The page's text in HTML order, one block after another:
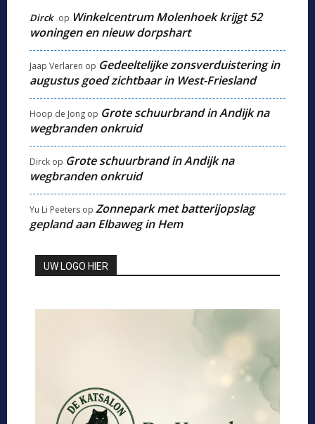
Dirck op Winkelcentrum Molenhoek krijgt 52
woningen en nieuw dorpshart
Jaap Verlaren op Gedeeltelijke zonsverduistering in
augustus goed zichtbaar in West-Friesland
Hoop de Jong op Grote schuurbrand in Andijk na
wegbranden onkruid
Dirck op Grote schuurbrand in Andijk na
wegbranden onkruid
Yu Li Peeters op Zonnepark met batterijopslag
gepland aan Elbaweg in Hem
UW LOGO HIER